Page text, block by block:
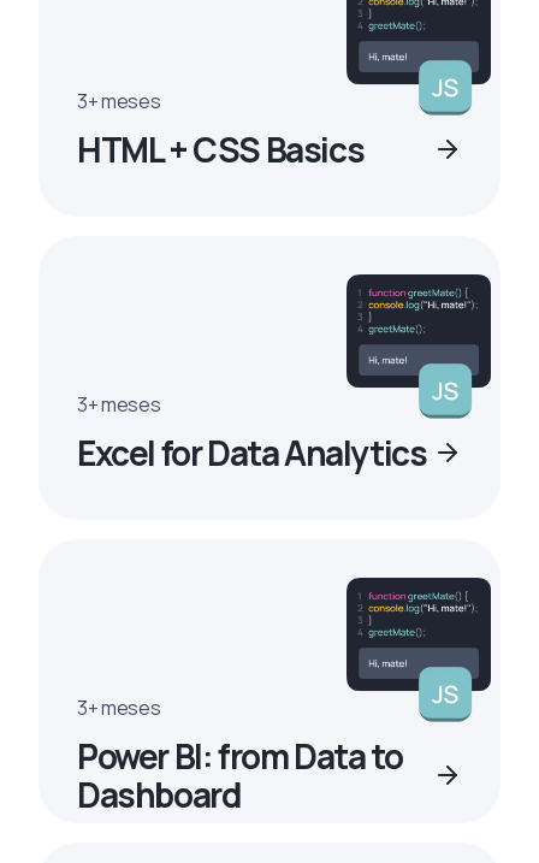
3+ meses
HTML + CSS Basics
3+ meses
Excel for Data Analytics
3+ meses
Power BI: from Data to
Dashboard